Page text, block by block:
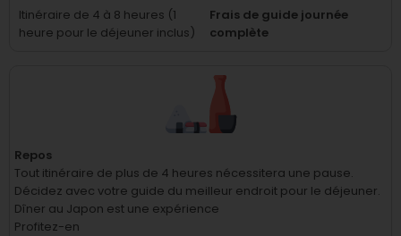
Itinéraire de 4 à 8 heures (1
heure pour le déjeuner inclus)
Frais de guide journée
complète
Repos
Tout itinéraire de plus de 4 heures nécessitera une pause.
Décidez avec votre guide du meilleur endroit pour le déjeuner.
Dîner au Japon est une expérience
Profitez-en